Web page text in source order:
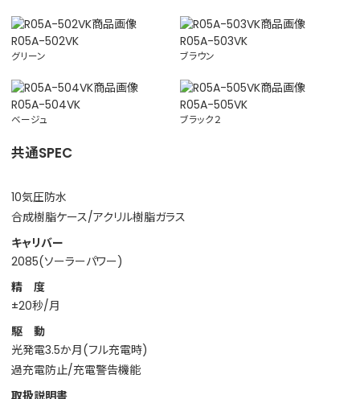
R05A-502VK
グリーン
R05A-503VK
ブラウン
R05A-504VK
ベージュ
R05A-505VK
ブラック２
共通SPEC
10気圧防水
合成樹脂ケース/アクリル樹脂ガラス
キャリバー
2085(ソーラーパワー)
精 度
±20秒/月
駆 動
光発電3.5か月(フル充電時)
過充電防止/充電警告機能
取扱説明書